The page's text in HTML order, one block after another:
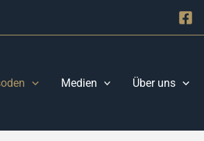
Medien Über uns